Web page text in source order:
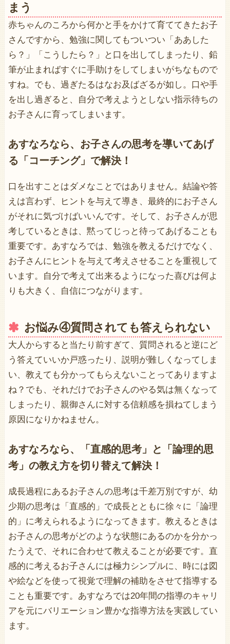
まう
赤ちゃんのころから何かと手をかけて育ててきたお子
さんですから、勉強に関してもついつい「ああした
ら？」「こうしたら？」と口を出してしまったり、鉛
筆が止まればすぐに手助けをしてしまいがちなもので
すね。でも、過ぎたるはなお及ばざるが如し。口や手
を出し過ぎると、自分で考えようとしない指示待ちの
お子さんに育ってしまいます。
あすなろなら、お子さんの思考を導いてあげ
る「コーチング」で解決！
口を出すことはダメなことではありません。結論や答
えは言わず、ヒントを与えて導き、最終的にお子さん
がそれに気づけばいいんです。そして、お子さんが思
考しているときは、黙ってじっと待ってあげることも
重要です。あすなろでは、勉強を教えるだけでなく、
お子さんにヒントを与えて考えさせることを重視して
います。自分で考えて出来るようになった喜びは何よ
りも大きく、自信につながります。
お悩み④質問されても答えられない
大人からすると当たり前すぎて、質問されると逆にど
う答えていいか戸惑ったり、説明が難しくなってしま
い、教えても分かってもらえないことってありますよ
ね？でも、それだけでお子さんのやる気は無くなって
しまったり、親御さんに対する信頼感を損ねてしまう
原因になりかねません。
あすなろなら、「直感的思考」と「論理的思
考」の教え方を切り替えて解決！
成長過程にあるお子さんの思考は千差万別ですが、幼
少期の思考は「直感的」で成長とともに徐々に「論理
的」に考えられるようになってきます。教えるときは
お子さんの思考がどのような状態にあるのかを分かっ
たうえで、それに合わせて教えることが必要です。直
感的に考えるお子さんには極力シンプルに、時には図
や絵などを使って視覚で理解の補助をさせて指導する
ことも重要です。あすなろでは20年間の指導のキャリ
アを元にバリエーション豊かな指導方法を実践してい
ます。